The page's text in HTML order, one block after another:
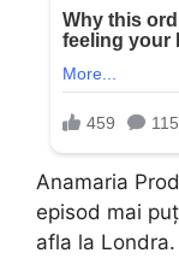
Anamaria
episod mai
afla la